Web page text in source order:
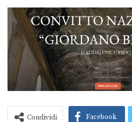
Condividi Facebook